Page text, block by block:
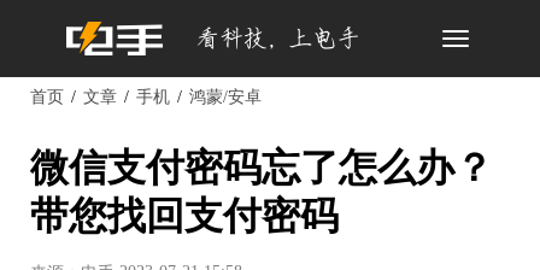
Toggle
首页 文章 手机 鸿蒙/安卓
微信支付密码忘了怎么办？
带您找回支付密码